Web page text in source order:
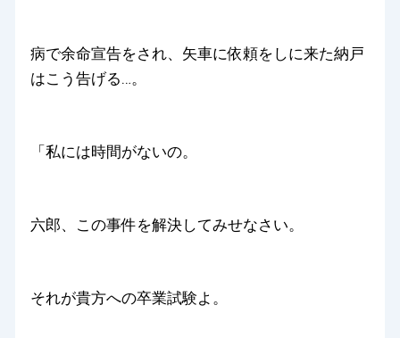
病で余命宣告をされ、矢車に依頼をしに来た納戸
はこう告げる…。
「私には時間がないの。
六郎、この事件を解決してみせなさい。
それが貴方への卒業試験よ。